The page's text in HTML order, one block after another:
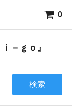
0
－ｇｏ』
検索